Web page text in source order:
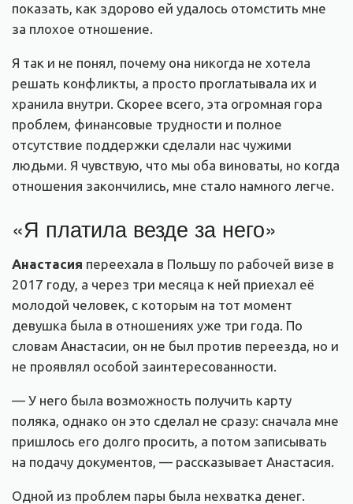
показать, как здорово ей удалось отомстить мне
за плохое отношение.
Я так и не понял, почему она никогда не хотела
решать конфликты, а просто проглатывала их и
хранила внутри. Скорее всего, эта огромная гора
проблем, финансовые трудности и полное
отсутствие поддержки сделали нас чужими
людьми. Я чувствую, что мы оба виноваты, но когда
отношения закончились, мне стало намного легче.
«Я платила везде за него»
Анастасия переехала в Польшу по рабочей визе в
2017 году, а через три месяца к ней приехал её
молодой человек, с которым на тот момент
девушка была в отношениях уже три года. По
словам Анастасии, он не был против переезда, но и
не проявлял особой заинтересованности.
— У него была возможность получить карту
поляка, однако он это сделал не сразу: сначала мне
пришлось его долго просить, а потом записывать
на подачу документов, — рассказывает Анастасия.
Одной из проблем пары была нехватка денег.